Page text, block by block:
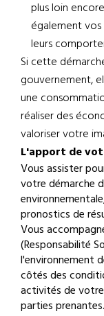
plus loin
également
leurs
Si cette
gouvernement,
une
réaliser des
valoriser votre
L'apport de
Vous assister
votre démarche
pronostics de
Vous
(Responsabilité
l'environnement
côtés des
activités de
parties prenantes.